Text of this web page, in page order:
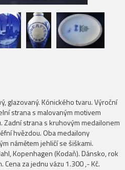
glazovaný. Kónického tvaru. Výroční
strana s malovaným motivem
strana s kruhovým medailonem
hvězdou. Oba medailony
námětem jehličí se šiškami.
Kopenhagen (Kodaň). Dánsko, rok
Cena za jednu vázu 1.300 ,- Kč.